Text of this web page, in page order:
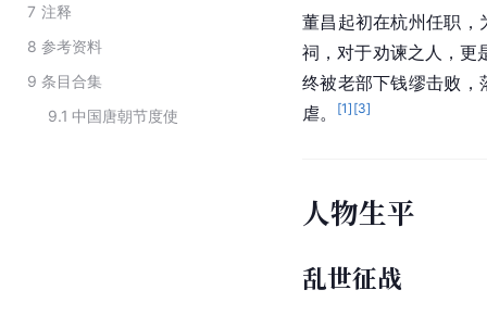
7 注释
8 参考资料
9 条目合集
9.1 中国唐朝节度使
董昌起初在杭州任职，
祠，对于劝谏之人，更
终被老部下钱缪击败，
虐。
[1] [3]
人物生平
乱世征战